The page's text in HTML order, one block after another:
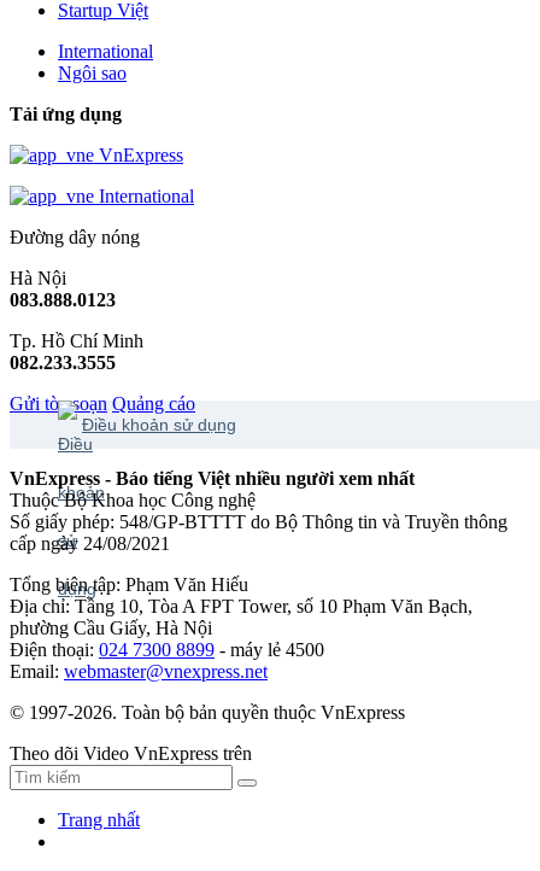
Startup Việt
International
Ngôi sao
Tải ứng dụng
VnExpress
International
Đường dây nóng
Hà Nội
083.888.0123
Tp. Hồ Chí Minh
082.233.3555
Gửi tòa soạn Quảng cáo
Điều khoản sử dụng
VnExpress - Báo tiếng Việt nhiều người xem nhất
Thuộc Bộ Khoa học Công nghệ
Số giấy phép: 548/GP-BTTTT do Bộ Thông tin và Truyền thông
cấp ngày 24/08/2021
Tổng biên tập: Phạm Văn Hiếu
Địa chỉ: Tầng 10, Tòa A FPT Tower, số 10 Phạm Văn Bạch,
phường Cầu Giấy, Hà Nội
Điện thoại: 024 7300 8899 - máy lẻ 4500
Email: webmaster@vnexpress.net
© 1997-2026. Toàn bộ bản quyền thuộc VnExpress
Theo dõi Video VnExpress trên
Trang nhất